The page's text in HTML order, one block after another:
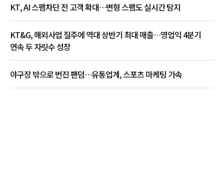
KT, AI 스팸차단 전 고객 확대…변형 스팸도 실시간 탐지
KT&G, 해외사업 질주에 역대 상반기 최대 매출…영업익 4분기
연속 두 자릿수 성장
야구장 밖으로 번진 팬덤…유통업계, 스포츠 마케팅 가속